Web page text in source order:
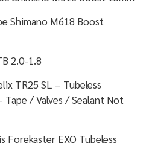
Shimano M618 Boost
2.0-1.8
TR25 SL – Tubeless
Tape / Valves / Sealant Not
Forekaster EXO Tubeless